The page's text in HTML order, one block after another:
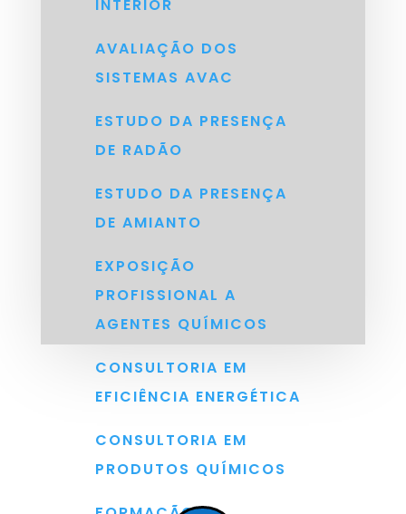
INTERIOR
AVALIAÇÃO DOS
SISTEMAS AVAC
ESTUDO DA PRESENÇA
DE RADÃO
ESTUDO DA PRESENÇA
DE AMIANTO
EXPOSIÇÃO
PROFISSIONAL A
AGENTES QUÍMICOS
CONSULTORIA EM
EFICIÊNCIA ENERGÉTICA
CONSULTORIA EM
PRODUTOS QUÍMICOS